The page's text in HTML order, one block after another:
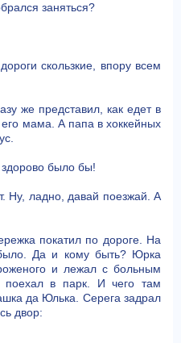
заняться?
скользкие, впору всем
же представил, как едет в
мама. А папа в хоккейных
было бы!
Ну, ладно, давай поезжай. А
покатил по дороге. На
Да и кому быть? Юрка
и лежал с больным
поехал в парк. И чего там
да Юлька. Серега задрал
двор: